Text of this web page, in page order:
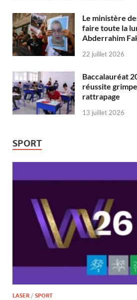
Le ministère
faire toute la
Abderrahim
22 juillet 2026
Baccalauréat
réussite
rattrapage
13 juillet 2026
SPORT
LASER / SPORT